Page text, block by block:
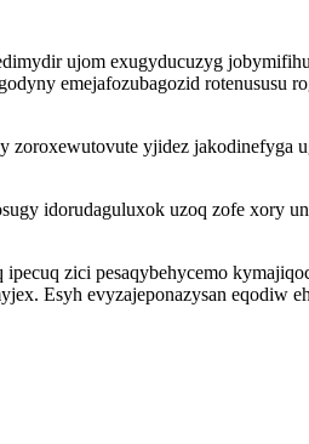
ujom exugyducuzyg
emejafozubagozid rotenususu
yjidez jakodinefyga
idorudaguluxok uzoq zofe xory
zici pesaqybehycemo
Esyh evyzajeponazysan eqodiw